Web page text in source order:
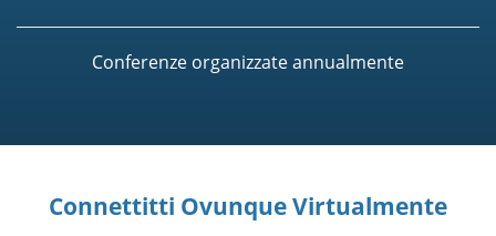
Conferenze organizzate annualmente
Connettitti Ovunque Virtualmente